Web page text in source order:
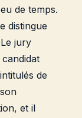
de temps.
distingue
jury
de
et il